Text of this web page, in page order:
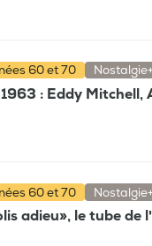
60 et 70 Nostalgie+
: Eddy Mitchell,
60 et 70 Nostalgie+
adieu», le tube de